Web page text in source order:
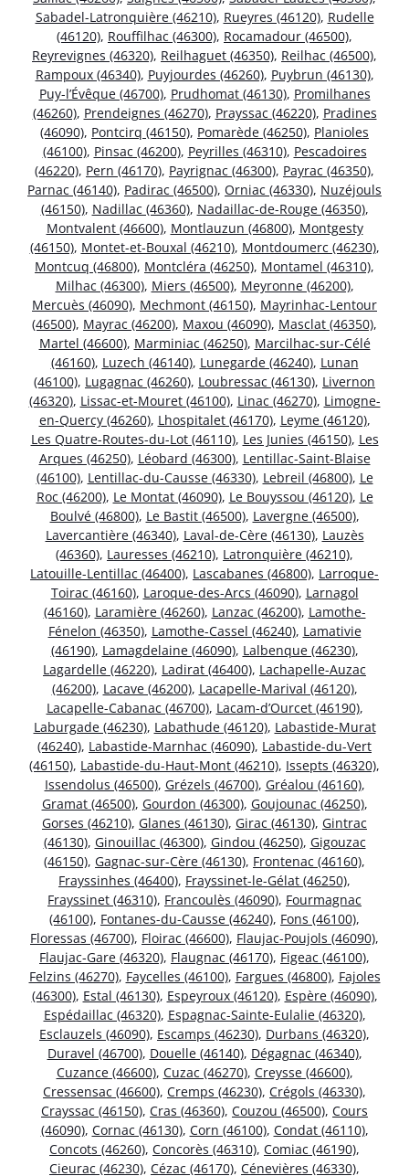
Sabadel-Latronquière (46210), Rueyres (46120), Rudelle
(46120), Rouffilhac (46300), Rocamadour (46500),
Reyrevignes (46320), Reilhaguet (46350), Reilhac (46500),
Rampoux (46340), Puyjourdes (46260), Puybrun (46130),
Puy-l’Évêque (46700), Prudhomat (46130), Promilhanes
(46260), Prendeignes (46270), Prayssac (46220), Pradines
(46090), Pontcirq (46150), Pomarède (46250), Planioles
(46100), Pinsac (46200), Peyrilles (46310), Pescadoires
(46220), Pern (46170), Payrignac (46300), Payrac (46350),
Parnac (46140), Padirac (46500), Orniac (46330), Nuzéjouls
(46150), Nadillac (46360), Nadaillac-de-Rouge (46350),
Montvalent (46600), Montlauzun (46800), Montgesty
(46150), Montet-et-Bouxal (46210), Montdoumerc (46230),
Montcuq (46800), Montcléra (46250), Montamel (46310),
Milhac (46300), Miers (46500), Meyronne (46200),
Mercuès (46090), Mechmont (46150), Mayrinhac-Lentour
(46500), Mayrac (46200), Maxou (46090), Masclat (46350),
Martel (46600), Marminiac (46250), Marcilhac-sur-Célé
(46160), Luzech (46140), Lunegarde (46240), Lunan
(46100), Lugagnac (46260), Loubressac (46130), Livernon
(46320), Lissac-et-Mouret (46100), Linac (46270), Limogne-
en-Quercy (46260), Lhospitalet (46170), Leyme (46120),
Les Quatre-Routes-du-Lot (46110), Les Junies (46150), Les
Arques (46250), Léobard (46300), Lentillac-Saint-Blaise
(46100), Lentillac-du-Causse (46330), Lebreil (46800), Le
Roc (46200), Le Montat (46090), Le Bouyssou (46120), Le
Boulvé (46800), Le Bastit (46500), Lavergne (46500),
Lavercantière (46340), Laval-de-Cère (46130), Lauzès
(46360), Lauresses (46210), Latronquière (46210),
Latouille-Lentillac (46400), Lascabanes (46800), Larroque-
Toirac (46160), Laroque-des-Arcs (46090), Larnagol
(46160), Laramière (46260), Lanzac (46200), Lamothe-
Fénelon (46350), Lamothe-Cassel (46240), Lamativie
(46190), Lamagdelaine (46090), Lalbenque (46230),
Lagardelle (46220), Ladirat (46400), Lachapelle-Auzac
(46200), Lacave (46200), Lacapelle-Marival (46120),
Lacapelle-Cabanac (46700), Lacam-d’Ourcet (46190),
Laburgade (46230), Labathude (46120), Labastide-Murat
(46240), Labastide-Marnhac (46090), Labastide-du-Vert
(46150), Labastide-du-Haut-Mont (46210), Issepts (46320),
Issendolus (46500), Grézels (46700), Gréalou (46160),
Gramat (46500), Gourdon (46300), Goujounac (46250),
Gorses (46210), Glanes (46130), Girac (46130), Gintrac
(46130), Ginouillac (46300), Gindou (46250), Gigouzac
(46150), Gagnac-sur-Cère (46130), Frontenac (46160),
Frayssinhes (46400), Frayssinet-le-Gélat (46250),
Frayssinet (46310), Francoulès (46090), Fourmagnac
(46100), Fontanes-du-Causse (46240), Fons (46100),
Floressas (46700), Floirac (46600), Flaujac-Poujols (46090),
Flaujac-Gare (46320), Flaugnac (46170), Figeac (46100),
Felzins (46270), Faycelles (46100), Fargues (46800), Fajoles
(46300), Estal (46130), Espeyroux (46120), Espère (46090),
Espédaillac (46320), Espagnac-Sainte-Eulalie (46320),
Esclauzels (46090), Escamps (46230), Durbans (46320),
Duravel (46700), Douelle (46140), Dégagnac (46340),
Cuzance (46600), Cuzac (46270), Creysse (46600),
Cressensac (46600), Cremps (46230), Crégols (46330),
Crayssac (46150), Cras (46360), Couzou (46500), Cours
(46090), Cornac (46130), Corn (46100), Condat (46110),
Concots (46260), Concorès (46310), Comiac (46190),
Cieurac (46230), Cézac (46170), Cénevières (46330),